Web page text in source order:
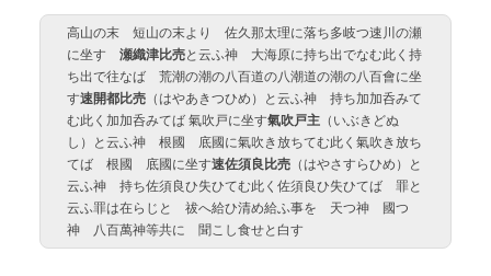
高山の末 短山の末より 佐久那太理に落ち多岐つ速川の瀬
に坐す 瀬織津比売と云ふ神 大海原に持ち出でなむ此く持
ち出で往なば 荒潮の潮の八百道の八潮道の潮の八百會に坐
す速開都比売 （はやあきつひめ）と云ふ神 持ち加加呑みて
む此く加加呑みてば 氣吹戸に坐す氣吹戸主 （いぶきどぬ
し）と云ふ神 根國 底國に氣吹き放ちてむ此く氣吹き放ち
てば 根國 底國に坐す速佐須良比売 （はやさすらひめ）と
云ふ神 持ち佐須良ひ失ひてむ此く佐須良ひ失ひてば 罪と
云ふ罪は在らじと 祓へ給ひ清め給ふ事を 天つ神 國つ
神 八百萬神等共に 聞こし食せと白す